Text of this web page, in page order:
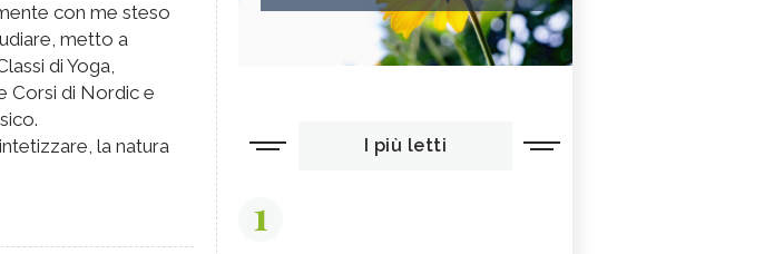
con me steso
metto a
di Yoga,
Corsi di Nordic e
la natura
I più letti
1